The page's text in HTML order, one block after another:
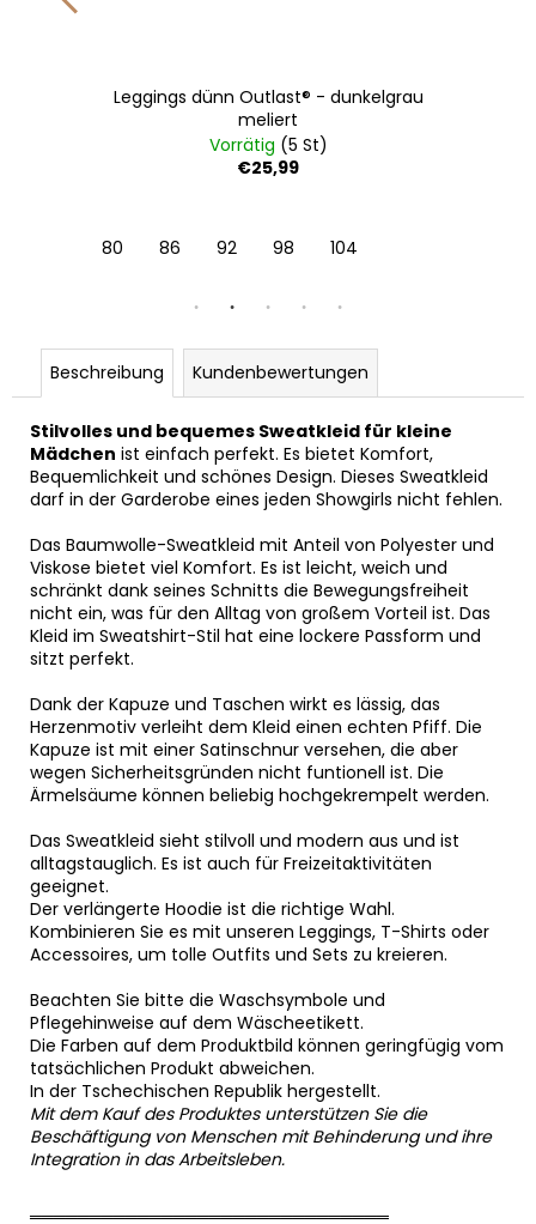
Leggings dünn Outlast® - dunkelgrau
meliert
Vorrätig (5 St)
€25,99
80 86 92 98 104
Beschreibung Kundenbewertungen
Stilvolles und bequemes Sweatkleid für kleine
Mädchen ist einfach perfekt. Es bietet Komfort,
Bequemlichkeit und schönes Design. Dieses Sweatkleid
darf in der Garderobe eines jeden Showgirls nicht fehlen.
Das Baumwolle-Sweatkleid mit Anteil von Polyester und
Viskose bietet viel Komfort. Es ist leicht, weich und
schränkt dank seines Schnitts die Bewegungsfreiheit
nicht ein, was für den Alltag von großem Vorteil ist. Das
Kleid im Sweatshirt-Stil hat eine lockere Passform und
sitzt perfekt.
Dank der Kapuze und Taschen wirkt es lässig, das
Herzenmotiv verleiht dem Kleid einen echten Pfiff. Die
Kapuze ist mit einer Satinschnur versehen, die aber
wegen Sicherheitsgründen nicht funtionell ist. Die
Ärmelsäume können beliebig hochgekrempelt werden.
Das Sweatkleid sieht stilvoll und modern aus und ist
alltagstauglich. Es ist auch für Freizeitaktivitäten
geeignet.
Der verlängerte Hoodie ist die richtige Wahl.
Kombinieren Sie es mit unseren Leggings, T-Shirts oder
Accessoires, um tolle Outfits und Sets zu kreieren.
Beachten Sie bitte die Waschsymbole und
Pflegehinweise auf dem Wäscheetikett.
Die Farben auf dem Produktbild können geringfügig vom
tatsächlichen Produkt abweichen.
In der Tschechischen Republik hergestellt.
Mit dem Kauf des Produktes unterstützen Sie die
Beschäftigung von Menschen mit Behinderung und ihre
Integration in das Arbeitsleben.
══════════════════════════════